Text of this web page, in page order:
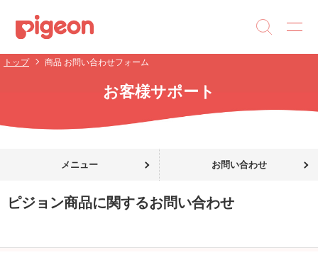
トップ 商品 お問い合わせフォーム
お客様サポート
メニュー お問い合わせ
ピジョン商品に関するお問い合わせ